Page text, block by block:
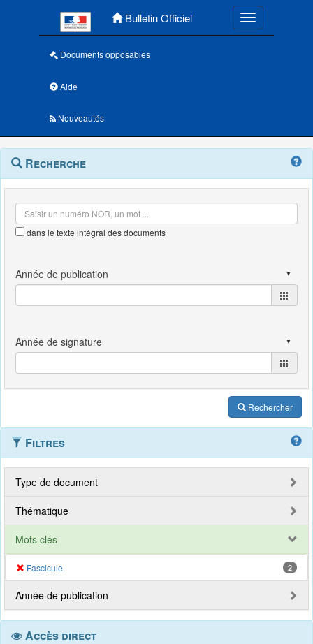
Bulletin Officiel Toggle
Documents opposables
Aide
Nouveautés
Navigation
outils
Menu
contextuel
Recherche
dans le texte intégral des documents
Rechercher
Filtres
Type de document
Thématique
Mots clés
Fascicule 2
Année de publication
Accès direct